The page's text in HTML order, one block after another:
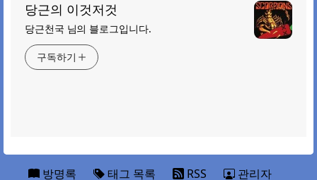
당근의 이것저것
당근천국 님의 블로그입니다.
구독하기
방명록 태그 목록 RSS 관리자